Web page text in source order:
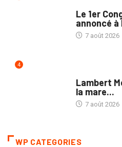
Le 1er
annoncé à
7 août 2026
4
Lambert
la mare...
7 août 2026
WP CATEGORIES